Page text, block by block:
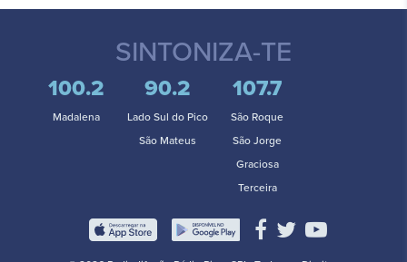
SINTONIZA-TE
100.2
Madalena
90.2
Lado Sul do Pico
São Mateus
107.7
São Roque
São Jorge
Graciosa
Terceira